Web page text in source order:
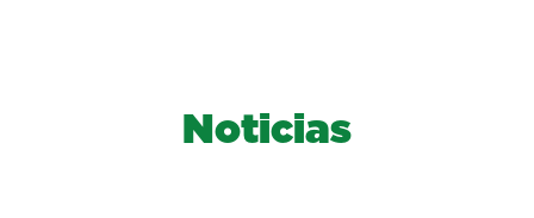
Noticias